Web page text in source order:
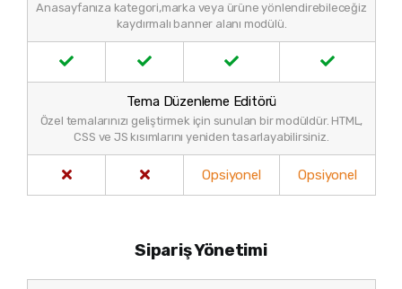
Anasayfanıza kategori,marka veya ürüne yönlendirebileceğiz
kaydırmalı banner alanı modülü.
Tema Düzenleme Editörü
Özel temalarınızı geliştirmek için sunulan bir modüldür. HTML,
CSS ve JS kısımlarını yeniden tasarlayabilirsiniz.
Opsiyonel Opsiyonel
Sipariş Yönetimi